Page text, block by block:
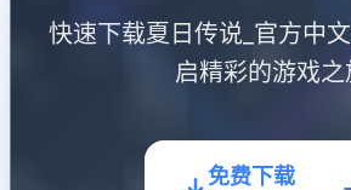
快速下载夏日传说_官方中
启精彩的游戏之
免费下载